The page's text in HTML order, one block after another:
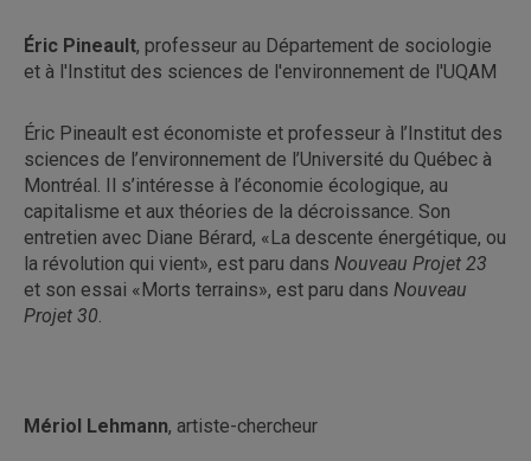
Éric Pineault, professeur au Département de sociologie
et à l'Institut des sciences de l'environnement de l'UQAM
Éric Pineault est économiste et professeur à l’Institut des
sciences de l’environnement de l’Université du Québec à
Montréal. Il s’intéresse à l’économie écologique, au
capitalisme et aux théories de la décroissance. Son
entretien avec Diane Bérard, «La descente énergétique, ou
la révolution qui vient», est paru dans Nouveau Projet 23
et son essai «Morts terrains», est paru dans Nouveau
Projet 30.
Mériol Lehmann, artiste-chercheur